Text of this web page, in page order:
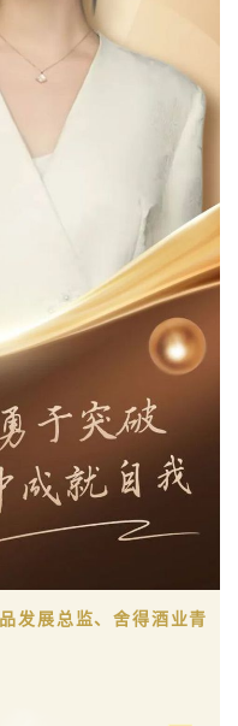
发展总监、舍得酒业青